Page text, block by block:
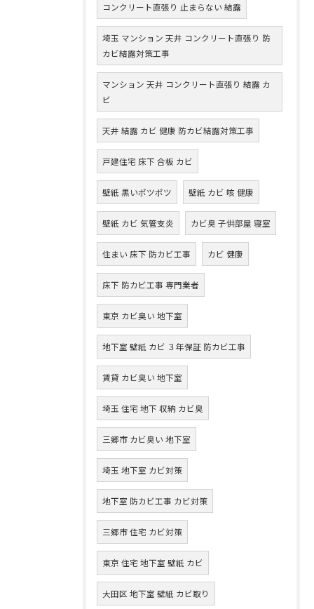
コンクリート直張り 止まらない 結露
埼玉 マンション 天井 コンクリート直張り 防
カビ結露対策工事
マンション 天井 コンクリート直張り 結露 カ
ビ
天井 結露 カビ 健康 防カビ結露対策工事
戸建住宅 床下 合板 カビ
壁紙 黒いポツポツ 壁紙 カビ 咳 健康
壁紙 カビ 気管支炎 カビ臭 子供部屋 寝室
住まい 床下 防カビ工事 カビ 健康
床下 防カビ工事 専門業者
東京 カビ臭い 地下室
地下室 壁紙 カビ ３年保証 防カビ工事
賃貸 カビ臭い 地下室
埼玉 住宅 地下 収納 カビ臭
三郷市 カビ臭い 地下室
埼玉 地下室 カビ対策
地下室 防カビ工事 カビ対策
三郷市 住宅 カビ対策
東京 住宅 地下室 壁紙 カビ
大田区 地下室 壁紙 カビ取り